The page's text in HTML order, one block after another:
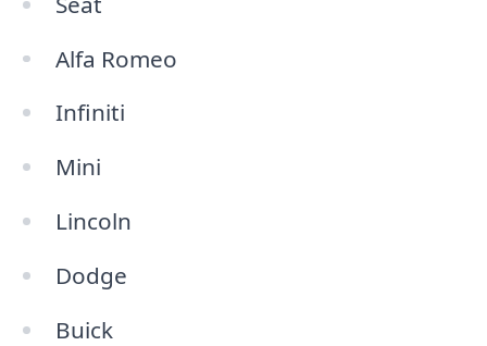
Alfa Romeo
Infiniti
Mini
Lincoln
Dodge
Buick